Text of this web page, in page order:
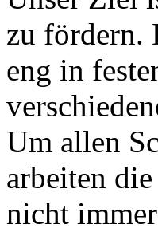
zu fördern.
eng in
Um allen
arbeiten
nicht